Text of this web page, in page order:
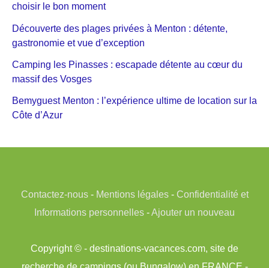
choisir le bon moment
Découverte des plages privées à Menton : détente,
gastronomie et vue d’exception
Camping les Pinasses : escapade détente au cœur du
massif des Vosges
Bemyguest Menton : l’expérience ultime de location sur la
Côte d’Azur
Contactez-nous- Mentions légales- Confidentialité et
Informations personnelles -Ajouter un nouveau
Copyright © - destinations-vacances.com, site de